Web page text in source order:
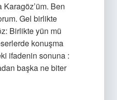
Karagöz’üm. Ben
Gel birlikte
Birlikte yün mü
konuşma
ifadenin sonuna :
başka ne biter